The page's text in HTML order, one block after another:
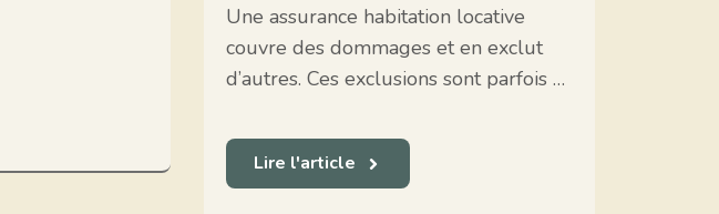
Une assurance habitation locative
couvre des dommages et en exclut
d’autres. Ces exclusions sont parfois …
Lire l'article